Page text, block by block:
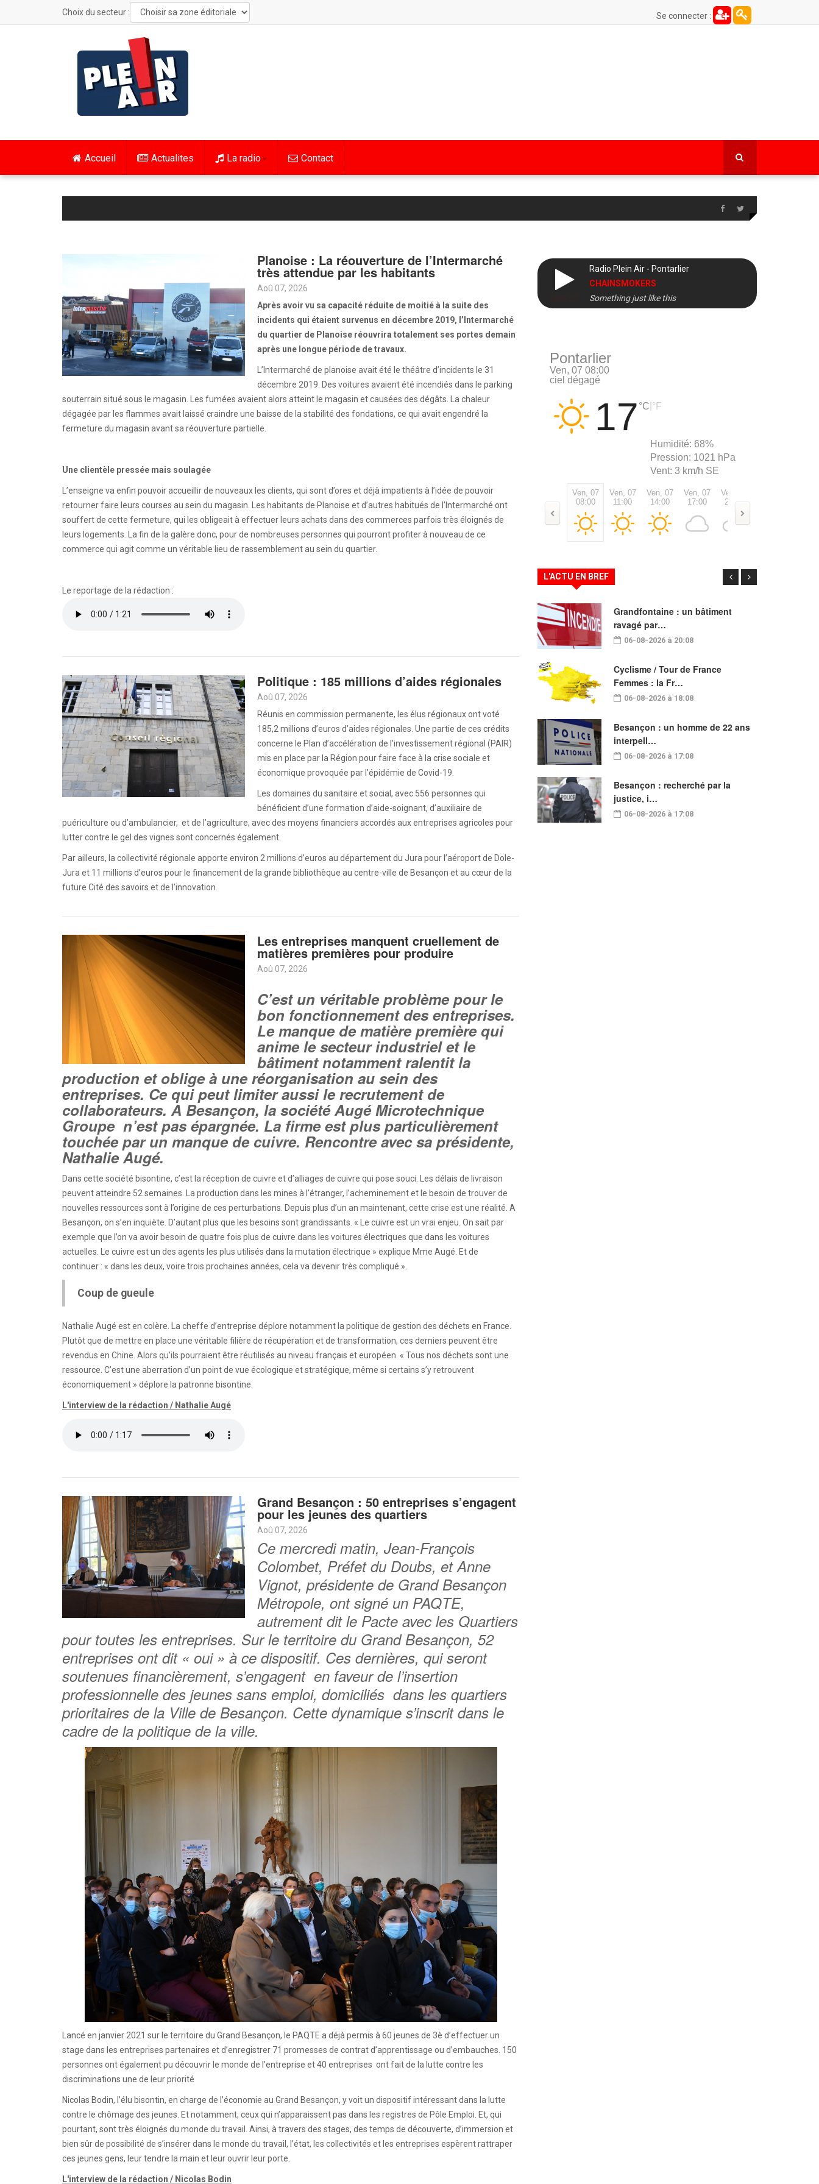
Choix du secteur : Se connecter :
Accueil Actualites La radio Contact
Planoise : La réouverture de l’Intermarché
très attendue par les habitants
Aoû 07, 2026
Après avoir vu sa capacité réduite de moitié à la suite des
incidents qui étaient survenus en décembre 2019, l’Intermarché
du quartier de Planoise réouvrira totalement ses portes demain
après une longue période de travaux.
L’Intermarché de planoise avait été le théâtre d’incidents le 31
décembre 2019. Des voitures avaient été incendiés dans le parking
souterrain situé sous le magasin. Les fumées avaient alors atteint le magasin et causées des dégâts. La chaleur
dégagée par les flammes avait laissé craindre une baisse de la stabilité des fondations, ce qui avait engendré la
fermeture du magasin avant sa réouverture partielle.
Une clientèle pressée mais soulagée
L’enseigne va enfin pouvoir accueillir de nouveaux les clients, qui sont d’ores et déjà impatients à l’idée de pouvoir
retourner faire leurs courses au sein du magasin. Les habitants de Planoise et d’autres habitués de l’Intermarché ont
souffert de cette fermeture, qui les obligeait à effectuer leurs achats dans des commerces parfois très éloignés de
leurs logements. La fin de la galère donc, pour de nombreuses personnes qui pourront profiter à nouveau de ce
commerce qui agit comme un véritable lieu de rassemblement au sein du quartier.
Le reportage de la rédaction :
Politique : 185 millions d’aides régionales
Aoû 07, 2026
Réunis en commission permanente, les élus régionaux ont voté
185,2 millions d’euros d’aides régionales. Une partie de ces crédits
concerne le Plan d’accélération de l’investissement régional (PAIR)
mis en place par la Région pour faire face à la crise sociale et
économique provoquée par l’épidémie de Covid-19.
Les domaines du sanitaire et social, avec 556 personnes qui
bénéficient d’une formation d’aide-soignant, d’auxiliaire de
puériculture ou d’ambulancier, et de l’agriculture, avec des moyens financiers accordés aux entreprises agricoles pour
lutter contre le gel des vignes sont concernés également.
Par ailleurs, la collectivité régionale apporte environ 2 millions d’euros au département du Jura pour l’aéroport de Dole-
Jura et 11 millions d’euros pour le financement de la grande bibliothèque au centre-ville de Besançon et au cœur de la
future Cité des savoirs et de l’innovation.
Les entreprises manquent cruellement de
matières premières pour produire
Aoû 07, 2026
C’est un véritable problème pour le
bon fonctionnement des entreprises.
Le manque de matière première qui
anime le secteur industriel et le
bâtiment notamment ralentit la
production et oblige à une réorganisation au sein des
entreprises. Ce qui peut limiter aussi le recrutement de
collaborateurs. A Besançon, la société Augé Microtechnique
Groupe n’est pas épargnée. La firme est plus particulièrement
touchée par un manque de cuivre. Rencontre avec sa présidente,
Nathalie Augé.
Dans cette société bisontine, c’est la réception de cuivre et d’alliages de cuivre qui pose souci. Les délais de livraison
peuvent atteindre 52 semaines. La production dans les mines à l’étranger, l’acheminement et le besoin de trouver de
nouvelles ressources sont à l’origine de ces perturbations. Depuis plus d’un an maintenant, cette crise est une réalité. A
Besançon, on s’en inquiète. D’autant plus que les besoins sont grandissants. « Le cuivre est un vrai enjeu. On sait par
exemple que l’on va avoir besoin de quatre fois plus de cuivre dans les voitures électriques que dans les voitures
actuelles. Le cuivre est un des agents les plus utilisés dans la mutation électrique » explique Mme Augé. Et de
continuer : « dans les deux, voire trois prochaines années, cela va devenir très compliqué ».
Coup de gueule
Nathalie Augé est en colère. La cheffe d’entreprise déplore notamment la politique de gestion des déchets en France.
Plutôt que de mettre en place une véritable filière de récupération et de transformation, ces derniers peuvent être
revendus en Chine. Alors qu’ils pourraient être réutilisés au niveau français et européen. « Tous nos déchets sont une
ressource. C’est une aberration d’un point de vue écologique et stratégique, même si certains s’y retrouvent
économiquement » déplore la patronne bisontine.
L'interview de la rédaction / Nathalie Augé
Grand Besançon : 50 entreprises s’engagent
pour les jeunes des quartiers
Aoû 07, 2026
Ce mercredi matin, Jean-François
Colombet, Préfet du Doubs, et Anne
Vignot, présidente de Grand Besançon
Métropole, ont signé un PAQTE,
autrement dit le Pacte avec les Quartiers
pour toutes les entreprises. Sur le territoire du Grand Besançon, 52
entreprises ont dit « oui » à ce dispositif. Ces dernières, qui seront
soutenues financièrement, s’engagent en faveur de l’insertion
professionnelle des jeunes sans emploi, domiciliés dans les quartiers
prioritaires de la Ville de Besançon. Cette dynamique s’inscrit dans le
cadre de la politique de la ville.
Lancé en janvier 2021 sur le territoire du Grand Besançon, le PAQTE a déjà permis à 60 jeunes de 3è d’effectuer un
stage dans les entreprises partenaires et d’enregistrer 71 promesses de contrat d’apprentissage ou d’embauches. 150
personnes ont également pu découvrir le monde de l’entreprise et 40 entreprises ont fait de la lutte contre les
discriminations une de leur priorité
Nicolas Bodin, l’élu bisontin, en charge de l’économie au Grand Besançon, y voit un dispositif intéressant dans la lutte
contre le chômage des jeunes. Et notamment, ceux qui n’apparaissent pas dans les registres de Pôle Emploi. Et, qui
pourtant, sont très éloignés du monde du travail. Ainsi, à travers des stages, des temps de découverte, d’immersion et
bien sûr de possibilité de s’insérer dans le monde du travail, l’état, les collectivités et les entreprises espèrent rattraper
ces jeunes gens, leur tendre la main et leur ouvrir leur porte.
L'interview de la rédaction / Nicolas Bodin
Radio Plein Air - Pontarlier
CHAINSMOKERS
Something just like this
Pontarlier
Ven, 07 08:00
ciel dégagé
17 °C °F
Humidité: 68%
Pression: 1021 hPa
Vent: 3 km/h SE
Ven, 07
08:00
Ven, 07
11:00
Ven, 07
14:00
Ven, 07
17:00
Ven, 07
20:00
L'ACTU EN BREF
Grandfontaine : un bâtiment
ravagé par…
06-08-2026 à 20:08
Cyclisme / Tour de France
Femmes : la Fr…
06-08-2026 à 18:08
Besançon : un homme de 22 ans
interpell…
06-08-2026 à 17:08
Besançon : recherché par la
justice, i…
06-08-2026 à 17:08